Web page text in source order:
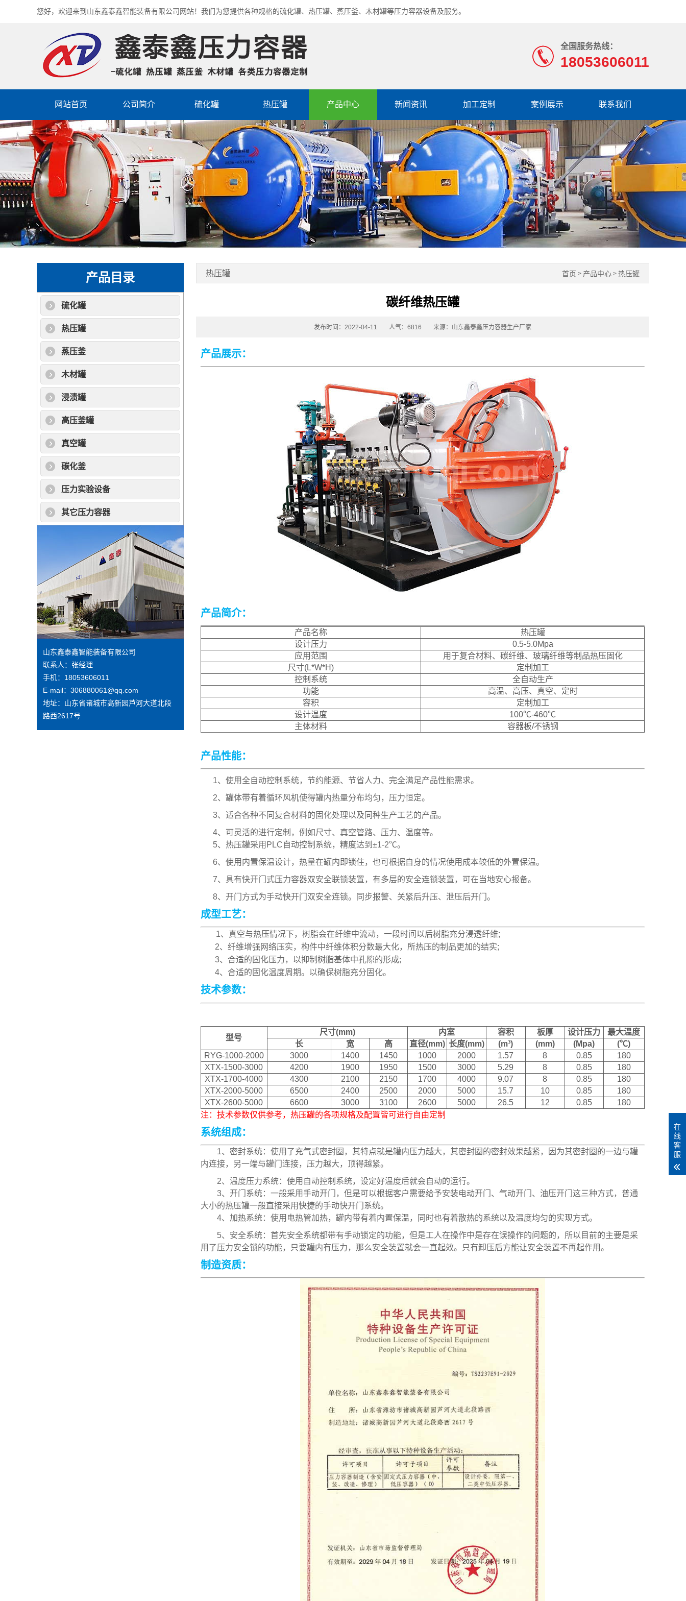
您好，欢迎来到山东鑫泰鑫智能装备有限公司网站！我们为您提供各种规格的硫化罐、热压罐、蒸压釜、木材罐等压力容器设备及服务。
全国服务热线：
18053606011
网站首页 公司简介 硫化罐 热压罐 产品中心 新闻资讯 加工定制 案例展示 联系我们
产品目录
硫化罐
热压罐
蒸压釜
木材罐
浸渍罐
高压釜罐
真空罐
碳化釜
压力实验设备
其它压力容器
山东鑫泰鑫智能装备有限公司
联系人：张经理
手机：18053606011
E-mail：306880061@qq.com
地址：山东省诸城市高新园芦河大道北段
路西2617号
热压罐 首页 > 产品中心 >热压罐
碳纤维热压罐
发布时间：2022-04-11 人气：6816 来源：山东鑫泰鑫压力容器生产厂家
产品展示：
产品简介：
产品名称
热压罐
设计压力
0.5-5.0Mpa
应用范围
用于复合材料、碳纤维、玻璃纤维等制品热压固化
尺寸(L*W*H)
定制加工
控制系统
全自动生产
功能
高温、高压、真空、定时
容积
定制加工
设计温度
100℃-460℃
主体材料
容器板/不锈钢
产品性能：
1、使用全自动控制系统，节约能源、节省人力、完全满足产品性能需求。
2、罐体带有着循环风机使得罐内热量分布均匀，压力恒定。
3、适合各种不同复合材料的固化处理以及同种生产工艺的产品。
4、可灵活的进行定制，例如尺寸、真空管路、压力、温度等。
5、热压罐采用PLC自动控制系统，精度达到±1-2℃。
6、使用内置保温设计，热量在罐内即锁住，也可根据自身的情况使用成本较低的外置保温。
7、具有快开门式压力容器双安全联锁装置，有多层的安全连锁装置，可在当地安心报备。
8、开门方式为手动快开门双安全连锁。同步报警、关紧后升压、泄压后开门。
成型工艺：
1、真空与热压情况下，树脂会在纤维中流动，一段时间以后树脂充分浸透纤维;
2、纤维增强网络压实，构件中纤维体积分数最大化，所热压的制品更加的结实;
3、合适的固化压力，以抑制树脂基体中孔隙的形成;
4、合适的固化温度周期。以确保树脂充分固化。
技术参数：
型号
尺寸(mm) 内室 容积 板厚 设计压力
最大温度
长
宽 高 直径(mm) 长度(mm) (m³) (mm) (Mpa)
(℃)
RYG-1000-2000
3000 1400 1450 1000 2000 1.57 8 0.85
180
XTX-1500-3000
4200 1900 1950 1500 3000 5.29 8 0.85
180
XTX-1700-4000
4300 2100 2150 1700 4000 9.07 8 0.85
180
XTX-2000-5000
6500 2400 2500 2000 5000 15.7 10 0.85
180
XTX-2600-5000
6600 3000 3100 2600 5000 26.5 12 0.85
180
注：技术参数仅供参考，热压罐的各项规格及配置皆可进行自由定制
系统组成：
1、密封系统：使用了充气式密封圈，其特点就是罐内压力越大，其密封圈的密封效果越紧，因为其密封圈的一边与罐
内连接，另一端与罐门连接，压力越大，顶得越紧。
2、温度压力系统：使用自动控制系统，设定好温度后就会自动的运行。
3、开门系统：一般采用手动开门，但是可以根据客户需要给予安装电动开门、气动开门、油压开门这三种方式，普通
大小的热压罐一般直接采用快捷的手动快开门系统。
4、加热系统：使用电热管加热，罐内带有着内置保温，同时也有着散热的系统以及温度均匀的实现方式。
5、安全系统：首先安全系统都带有手动锁定的功能，但是工人在操作中是存在误操作的问题的，所以目前的主要是采
用了压力安全锁的功能，只要罐内有压力，那么安全装置就会一直起效。只有卸压后方能让安全装置不再起作用。
制造资质：
在
线
客
服